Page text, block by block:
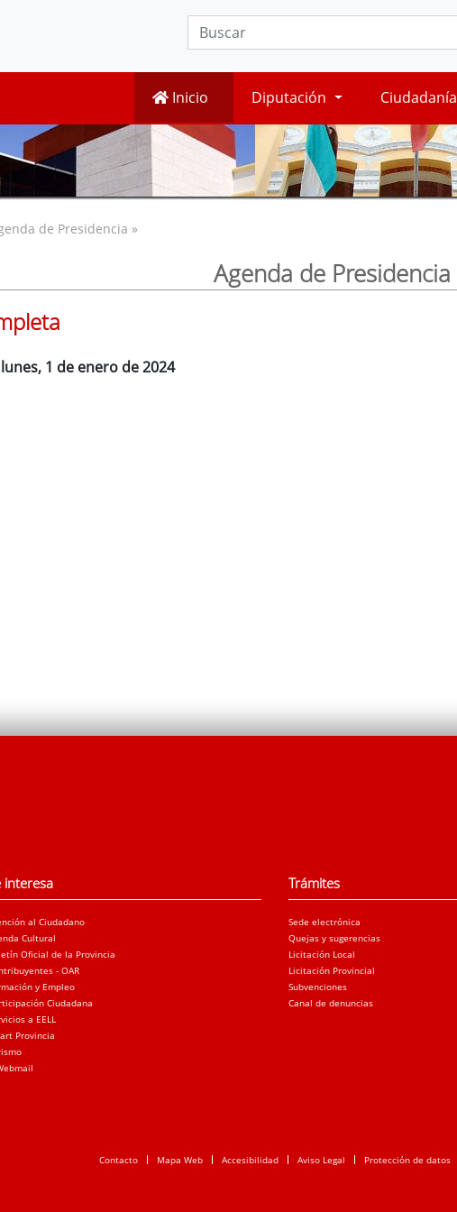
Inicio Diputación Ciudadanía
de Presidencia »
Agenda de Presidencia
1 de enero de 2024
interesa
al Ciudadano
Cultural
Oficial de la Provincia
- OAR
y Empleo
Ciudadana
a EELL
Provincia
Trámites
Sede electrónica
Quejas y sugerencias
Licitación Local
Licitación Provincial
Subvenciones
Canal de denuncias
Contacto Mapa Web Accesibilidad Aviso Legal Protección de datos